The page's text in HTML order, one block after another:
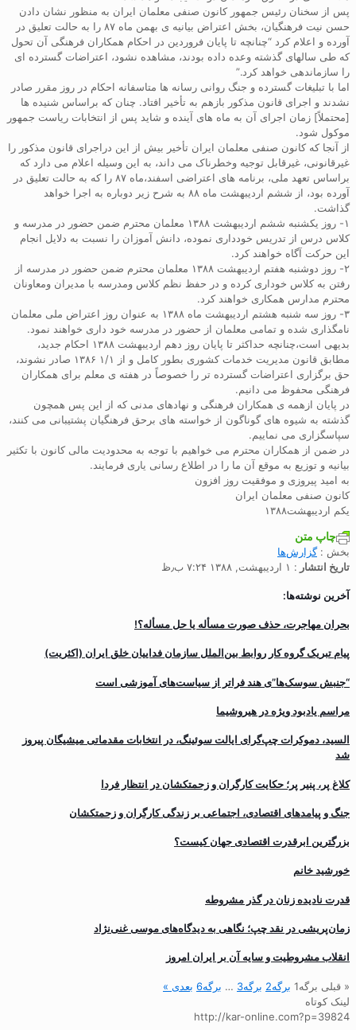
پس از سخنان رئیس جمهور کانون صنفی معلمان ایران به منظور نشان دادن
حسن نیت فرهنگیان، بخش اعتراض بیانیه ی بهمن ماه ۸۷ را به حالت تعلیق در
آورده و اعلام کرد “چنانچه تا پایان فروردین در احکام همکاران فرهنگی آن تحول
که طی سالهای گذشته وعده داده بودند، مشاهده نشود، اعتراضات گسترده ای
را سازماندهی خواهد کرد.”
اما با تبلیغات گسترده و جنگ روانی رسانه ها متاسفانه احکام در روز مقرر صادر
نشدند و اجرای قانون مذکور بازهم به تأخیر افتاد. چنان که براساس شنیده ها
[محتملاً] زمان اجرای آن به ماه های آینده و شاید پس از انتخابات ریاست جمهور
موکول شود.
از آنجا که کانون صنفی معلمان ایران تأخیر بیش از این دراجرای قانون مذکور را
غیرقانونی، غیرقابل توجیه وخطرناک می داند، به این وسیله اعلام می دارد که
براساس تعهد ملی، برنامه های اعتراضی اسفند،ماه ۸۷ را که به حالت تعلیق در
آورده بود، از ششم اردیبهشت ماه ۸۸ به شرح زیر دوباره به اجرا خواهد
گذاشت.
۱- روز یکشنبه ششم اردیبهشت ۱۳۸۸ معلمان محترم ضمن حضور در مدرسه و
کلاس درس از تدریس خودداری نموده، دانش آموزان را نسبت به دلایل انجام
این حرکت آگاه خواهند کرد.
۲- روز دوشنبه هفتم اردیبهشت ۱۳۸۸ معلمان محترم ضمن حضور در مدرسه از
رفتن به کلاس خوداری کرده و در حفظ نظم کلاس ومدرسه با مدیران ومعاونان
محترم مدارس همکاری خواهند کرد.
۳- روز سه شنبه هشتم اردیبهشت ماه ۱۳۸۸ به عنوان روز اعتراض ملی معلمان
نامگذاری شده و تمامی معلمان از حضور در مدرسه خود داری خواهند نمود.
بدیهی است،چنانچه حداکثر تا پایان روز دهم اردیبهشت ۱۳۸۸ احکام جدید،
مطابق قانون مدیریت خدمات کشوری بطور کامل و از ۱/۱ ۱۳۸۶ صادر نشوند،
حق برگزاری اعتراضات گسترده تر را خصوصاً در هفته ی معلم برای همکاران
فرهنگی محفوظ می دانیم.
در پایان ازهمه ی همکاران فرهنگی و نهادهای مدنی که از این پس همچون
گذشته به شیوه های گوناگون از خواسته های برحق فرهنگیان پشتیبانی می کنند،
سپاسگزاری می نماییم.
در ضمن از همکاران محترم می خواهیم با توجه به محدودیت مالی کانون با تکثیر
بیانیه و توزیع به موقع آن ما را در اطلاع رسانی یاری فرمایند.
به امید پیروزی و موفقیت روز افزون
کانون صنفی معلمان ایران
یکم اردیبهشت۱۳۸۸
چاپ متن
بخش :گزارش‌ها
تاریخ انتشار : ۱ اردیبهشت, ۱۳۸۸ ۷:۲۴ ب٫ظ
آخرین نوشته‌ها:
بحران مهاجرت‌، حذف صورت مسأله یا حل مسأله؟!
پیام تبریک گروه کار روابط بین‌الملل سازمان فداییان خلق ایران (اکثریت)
“جنبش سوسک‌ها”ی هند فراتر از سیاست‌های آموزشی است
مراسم یادبود ویژه در هیروشیما
السید، دموکرات چپ‌گرای ایالت سوئینگ، در انتخابات مقدماتی میشیگان پیروز
شد
کلاغ پر، پنیر پر؛ حکایت کارگران و زحمتکشان در انتظار فردا
جنگ و پیامدهای اقتصادی، اجتماعی بر زندگی کارگران و زحمتکشان
بزرگترین ابرقدرت اقتصادی جهان کیست؟
خورشید خانم
قدرت نادیده زنان در گذر مشروطه
زمان‌پریشی در نقد چپ؛ نگاهی به دیدگاه‌های موسی غنی‌نژاد
انقلاب مشروطیت و سایه آن بر ایران امروز
« قبلی برگه1 برگه2 برگه3
… برگه6 بعدی »
لینک کوتاه
http://kar-online.com?p=39824